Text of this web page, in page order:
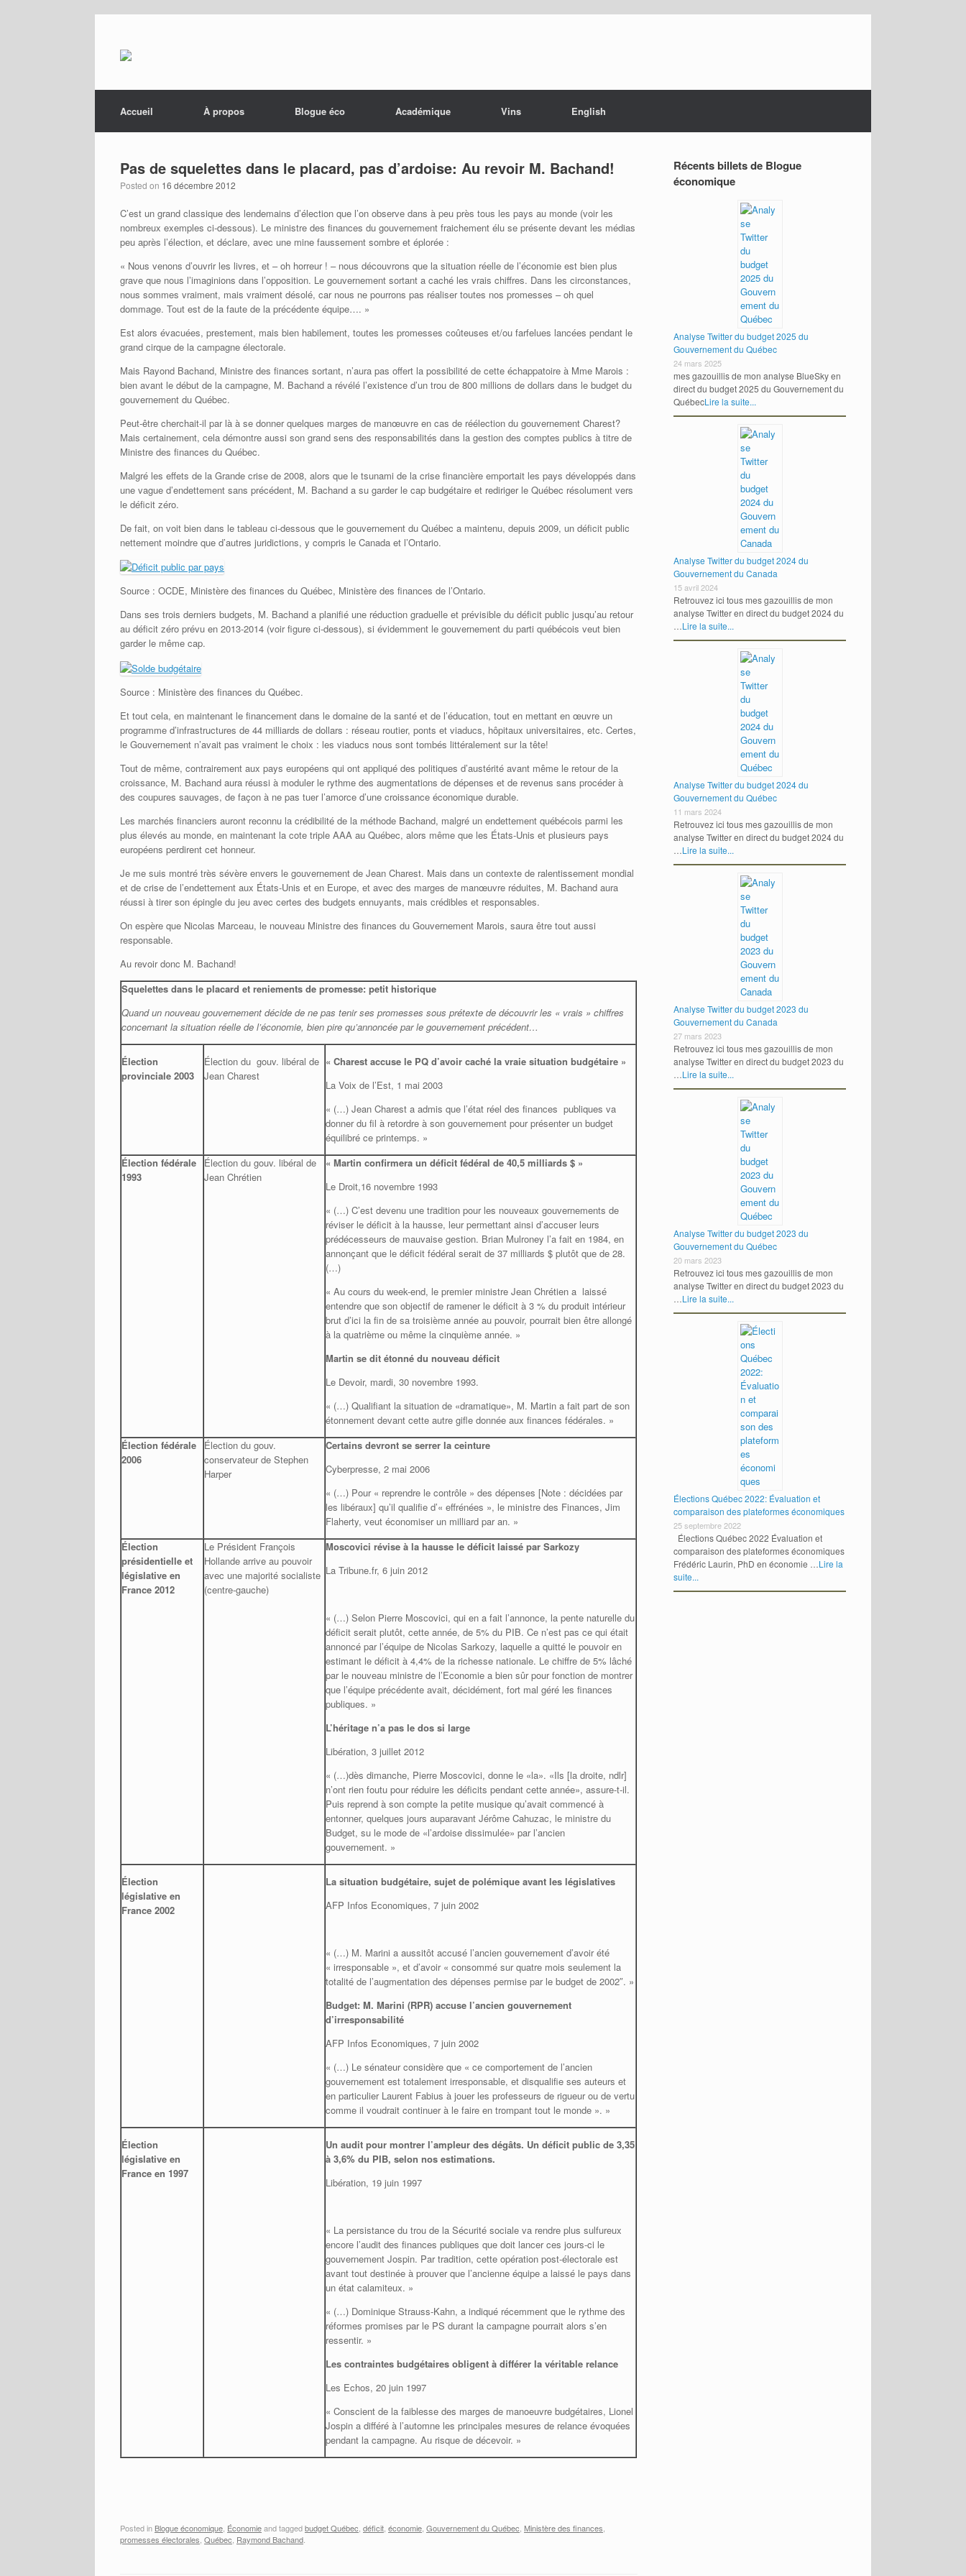
Accueil
À propos Blogue éco Académique Vins English
Pas de squelettes dans le placard, pas d’ardoise: Au revoir M. Bachand!
Posted on 16 décembre 2012
C’est un grand classique des lendemains d’élection que l’on observe dans à peu près tous les pays au monde (voir les
nombreux exemples ci-dessous). Le ministre des finances du gouvernement fraichement élu se présente devant les médias
peu après l’élection, et déclare, avec une mine faussement sombre et éplorée :
« Nous venons d’ouvrir les livres, et – oh horreur ! – nous découvrons que la situation réelle de l’économie est bien plus
grave que nous l’imaginions dans l’opposition. Le gouvernement sortant a caché les vrais chiffres. Dans les circonstances,
nous sommes vraiment, mais vraiment désolé, car nous ne pourrons pas réaliser toutes nos promesses – oh quel
dommage. Tout est de la faute de la précédente équipe…. »
Est alors évacuées, prestement, mais bien habilement, toutes les promesses coûteuses et/ou farfelues lancées pendant le
grand cirque de la campagne électorale.
Mais Rayond Bachand, Ministre des finances sortant, n’aura pas offert la possibilité de cette échappatoire à Mme Marois :
bien avant le début de la campagne, M. Bachand a révélé l’existence d’un trou de 800 millions de dollars dans le budget du
gouvernement du Québec.
Peut-être cherchait-il par là à se donner quelques marges de manœuvre en cas de réélection du gouvernement Charest?
Mais certainement, cela démontre aussi son grand sens des responsabilités dans la gestion des comptes publics à titre de
Ministre des finances du Québec.
Malgré les effets de la Grande crise de 2008, alors que le tsunami de la crise financière emportait les pays développés dans
une vague d’endettement sans précédent, M. Bachand a su garder le cap budgétaire et rediriger le Québec résolument vers
le déficit zéro.
De fait, on voit bien dans le tableau ci-dessous que le gouvernement du Québec a maintenu, depuis 2009, un déficit public
nettement moindre que d’autres juridictions, y compris le Canada et l’Ontario.
Source : OCDE, Ministère des finances du Québec, Ministère des finances de l’Ontario.
Dans ses trois derniers budgets, M. Bachand a planifié une réduction graduelle et prévisible du déficit public jusqu’au retour
au déficit zéro prévu en 2013-2014 (voir figure ci-dessous), si évidemment le gouvernement du parti québécois veut bien
garder le même cap.
Source : Ministère des finances du Québec.
Et tout cela, en maintenant le financement dans le domaine de la santé et de l’éducation, tout en mettant en œuvre un
programme d’infrastructures de 44 milliards de dollars : réseau routier, ponts et viaducs, hôpitaux universitaires, etc. Certes,
le Gouvernement n’avait pas vraiment le choix : les viaducs nous sont tombés littéralement sur la tête!
Tout de même, contrairement aux pays européens qui ont appliqué des politiques d’austérité avant même le retour de la
croissance, M. Bachand aura réussi à moduler le rythme des augmentations de dépenses et de revenus sans procéder à
des coupures sauvages, de façon à ne pas tuer l’amorce d’une croissance économique durable.
Les marchés financiers auront reconnu la crédibilité de la méthode Bachand, malgré un endettement québécois parmi les
plus élevés au monde, en maintenant la cote triple AAA au Québec, alors même que les États-Unis et plusieurs pays
européens perdirent cet honneur.
Je me suis montré très sévère envers le gouvernement de Jean Charest. Mais dans un contexte de ralentissement mondial
et de crise de l’endettement aux États-Unis et en Europe, et avec des marges de manœuvre réduites, M. Bachand aura
réussi à tirer son épingle du jeu avec certes des budgets ennuyants, mais crédibles et responsables.
On espère que Nicolas Marceau, le nouveau Ministre des finances du Gouvernement Marois, saura être tout aussi
responsable.
Au revoir donc M. Bachand!
Squelettes dans le placard et reniements de promesse: petit historique
Quand un nouveau gouvernement décide de ne pas tenir ses promesses sous prétexte de découvrir les « vrais » chiffres
concernant la situation réelle de l’économie, bien pire qu’annoncée par le gouvernement précédent…
Élection
provinciale 2003
Élection du gouv. libéral de
Jean Charest
« Charest accuse le PQ d’avoir caché la vraie situation budgétaire »
La Voix de l’Est, 1 mai 2003
« (…) Jean Charest a admis que l’état réel des finances publiques va
donner du fil à retordre à son gouvernement pour présenter un budget
équilibré ce printemps. »
Élection fédérale
1993
Élection du gouv. libéral de
Jean Chrétien
« Martin confirmera un déficit fédéral de 40,5 milliards $ »
Le Droit,16 novembre 1993
« (…) C’est devenu une tradition pour les nouveaux gouvernements de
réviser le déficit à la hausse, leur permettant ainsi d’accuser leurs
prédécesseurs de mauvaise gestion. Brian Mulroney l’a fait en 1984, en
annonçant que le déficit fédéral serait de 37 milliards $ plutôt que de 28.
(…)
« Au cours du week-end, le premier ministre Jean Chrétien a laissé
entendre que son objectif de ramener le déficit à 3 % du produit intérieur
brut d’ici la fin de sa troisième année au pouvoir, pourrait bien être allongé
à la quatrième ou même la cinquième année. »
Martin se dit étonné du nouveau déficit
Le Devoir, mardi, 30 novembre 1993.
« (…) Qualifiant la situation de «dramatique», M. Martin a fait part de son
étonnement devant cette autre gifle donnée aux finances fédérales. »
Élection fédérale
2006
Élection du gouv.
conservateur de Stephen
Harper
Certains devront se serrer la ceinture
Cyberpresse, 2 mai 2006
« (…) Pour « reprendre le contrôle » des dépenses [Note : décidées par
les libéraux] qu’il qualifie d’« effrénées », le ministre des Finances, Jim
Flaherty, veut économiser un milliard par an. »
Élection
présidentielle et
législative en
France 2012
Le Président François
Hollande arrive au pouvoir
avec une majorité socialiste
(centre-gauche)
Moscovici révise à la hausse le déficit laissé par Sarkozy
La Tribune.fr, 6 juin 2012
« (…) Selon Pierre Moscovici, qui en a fait l’annonce, la pente naturelle du
déficit serait plutôt, cette année, de 5% du PIB. Ce n’est pas ce qui était
annoncé par l’équipe de Nicolas Sarkozy, laquelle a quitté le pouvoir en
estimant le déficit à 4,4% de la richesse nationale. Le chiffre de 5% lâché
par le nouveau ministre de l’Economie a bien sûr pour fonction de montrer
que l’équipe précédente avait, décidément, fort mal géré les finances
publiques. »
L’héritage n’a pas le dos si large
Libération, 3 juillet 2012
« (…)dès dimanche, Pierre Moscovici, donne le «la». «Ils [la droite, ndlr]
n’ont rien foutu pour réduire les déficits pendant cette année», assure-t-il.
Puis reprend à son compte la petite musique qu’avait commencé à
entonner, quelques jours auparavant Jérôme Cahuzac, le ministre du
Budget, su le mode de «l’ardoise dissimulée» par l’ancien
gouvernement. »
Élection
législative en
France 2002
La situation budgétaire, sujet de polémique avant les législatives
AFP Infos Economiques, 7 juin 2002
« (…) M. Marini a aussitôt accusé l’ancien gouvernement d’avoir été
« irresponsable », et d’avoir « consommé sur quatre mois seulement la
totalité de l’augmentation des dépenses permise par le budget de 2002″. »
Budget: M. Marini (RPR) accuse l’ancien gouvernement
d’irresponsabilité
AFP Infos Economiques, 7 juin 2002
« (…) Le sénateur considère que « ce comportement de l’ancien
gouvernement est totalement irresponsable, et disqualifie ses auteurs et
en particulier Laurent Fabius à jouer les professeurs de rigueur ou de vertu
comme il voudrait continuer à le faire en trompant tout le monde ». »
Élection
législative en
France en 1997
Un audit pour montrer l’ampleur des dégâts. Un déficit public de 3,35
à 3,6% du PIB, selon nos estimations.
Libération, 19 juin 1997
« La persistance du trou de la Sécurité sociale va rendre plus sulfureux
encore l’audit des finances publiques que doit lancer ces jours-ci le
gouvernement Jospin. Par tradition, cette opération post-électorale est
avant tout destinée à prouver que l’ancienne équipe a laissé le pays dans
un état calamiteux. »
« (…) Dominique Strauss-Kahn, a indiqué récemment que le rythme des
réformes promises par le PS durant la campagne pourrait alors s’en
ressentir. »
Les contraintes budgétaires obligent à différer la véritable relance
Les Echos, 20 juin 1997
« Conscient de la faiblesse des marges de manoeuvre budgétaires, Lionel
Jospin a différé à l’automne les principales mesures de relance évoquées
pendant la campagne. Au risque de décevoir. »
Posted in Blogue économique Économieand taggedbudget Québec déficit économie Gouvernement du Québec Ministère des finances
promesses électorales Québec Raymond Bachand
Récents billets de Blogue
économique
Analyse Twitter du budget 2025 du
Gouvernement du Québec
24 mars 2025
mes gazouillis de mon analyse BlueSky en
direct du budget 2025 du Gouvernement du
QuébecLire la suite...
Analyse Twitter du budget 2024 du
Gouvernement du Canada
15 avril 2024
Retrouvez ici tous mes gazouillis de mon
analyse Twitter en direct du budget 2024 du
…Lire la suite...
Analyse Twitter du budget 2024 du
Gouvernement du Québec
11 mars 2024
Retrouvez ici tous mes gazouillis de mon
analyse Twitter en direct du budget 2024 du
…Lire la suite...
Analyse Twitter du budget 2023 du
Gouvernement du Canada
27 mars 2023
Retrouvez ici tous mes gazouillis de mon
analyse Twitter en direct du budget 2023 du
…Lire la suite...
Analyse Twitter du budget 2023 du
Gouvernement du Québec
20 mars 2023
Retrouvez ici tous mes gazouillis de mon
analyse Twitter en direct du budget 2023 du
…Lire la suite...
Élections Québec 2022: Évaluation et
comparaison des plateformes économiques
25 septembre 2022
Élections Québec 2022 Évaluation et
comparaison des plateformes économiques
Frédéric Laurin, PhD en économie …Lire la
suite...